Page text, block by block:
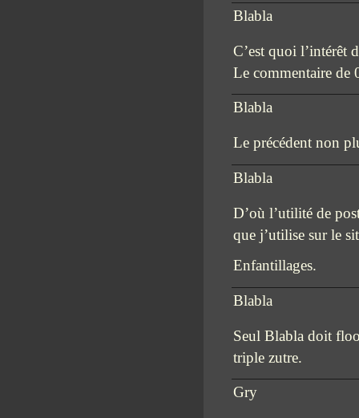
Blabla
C’est quoi l’intérêt
Le commentaire de
Blabla
Le précédent non
Blabla
D’où l’utilité de
que j’utilise sur le
Enfantillages.
Blabla
Seul Blabla doit
triple zutre.
Gry